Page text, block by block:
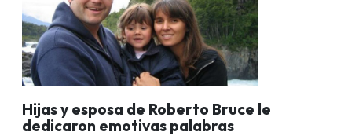
Hijas y esposa de Roberto Bruce le
dedicaron emotivas palabras